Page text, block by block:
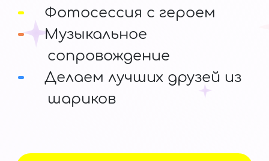
Фотосессия с героем
Музыкальное
сопровождение
Делаем лучших друзей из
шариков